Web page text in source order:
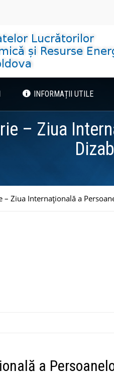
INFORMAȚII UTILE
– Ziua
– Ziua Internațională a
a